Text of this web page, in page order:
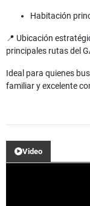
Habitación
📍 Ubicación
principales rutas del
Ideal para quienes
familiar y excelente
Video